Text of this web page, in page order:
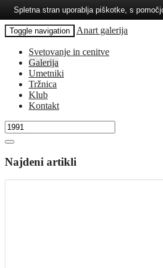
Toggle navigation Anart galerija
Svetovanje in cenitve
Galerija
Umetniki
Tržnica
Klub
Kontakt
Najdeni artikli
Spletna stran uporablja piškotke, s